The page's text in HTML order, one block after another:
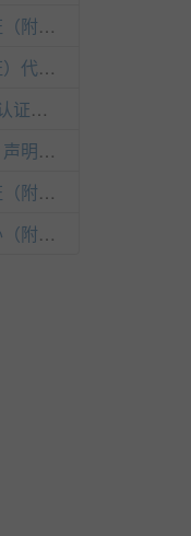
儿童寄养委托书海牙认证（附加证明书）
身份公证认证（海牙认证）代办（同一人）
美国FBI无犯罪记录海牙认证（附加证明书）
放弃遗产继承权（房产）声明书海牙认证（附加证明书）
中国房产委托书海牙认证（附加证明书）
美国结婚证海牙认证代办（附加证明书）